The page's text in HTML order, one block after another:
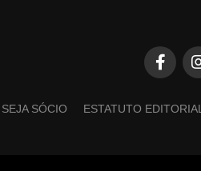
SEJA SÓCIO ESTATUTO EDITORIAL